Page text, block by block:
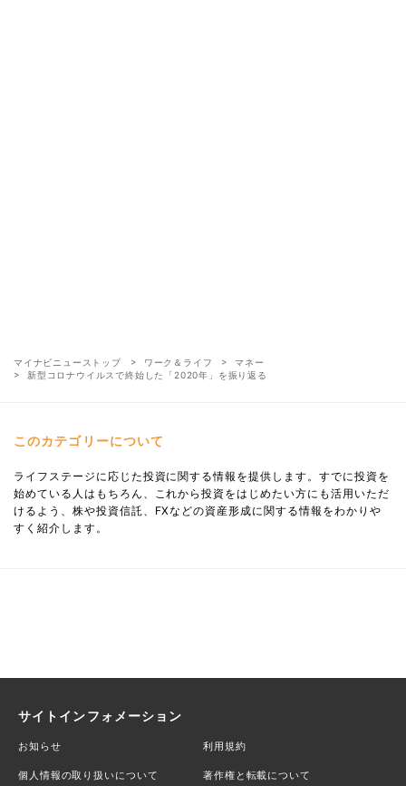
マイナビニューストップ ワーク＆ライフ
マネー
新型コロナウイルスで終始した「2020年」を振り返る
このカテゴリーについて
ライフステージに応じた投資に関する情報を提供します。すでに投資を
始めている人はもちろん、これから投資をはじめたい方にも活用いただ
けるよう、株や投資信託、FXなどの資産形成に関する情報をわかりや
すく紹介します。
サイトインフォメーション
お知らせ 利用規約
個人情報の取り扱いについて 著作権と転載について